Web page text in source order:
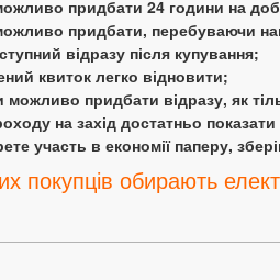
придбати 24 години на
придбати, перебуваючи
відразу після купування;
квиток легко відновити;
можливо придбати відразу, як
на захід достатньо
участь в економії паперу,
покупців обирають